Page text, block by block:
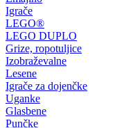
Igrače
LEGO®
LEGO DUPLO
Grize, ropotuljice
Izobraževalne
Lesene
Igrače za dojenčke
Uganke
Glasbene
Punčke